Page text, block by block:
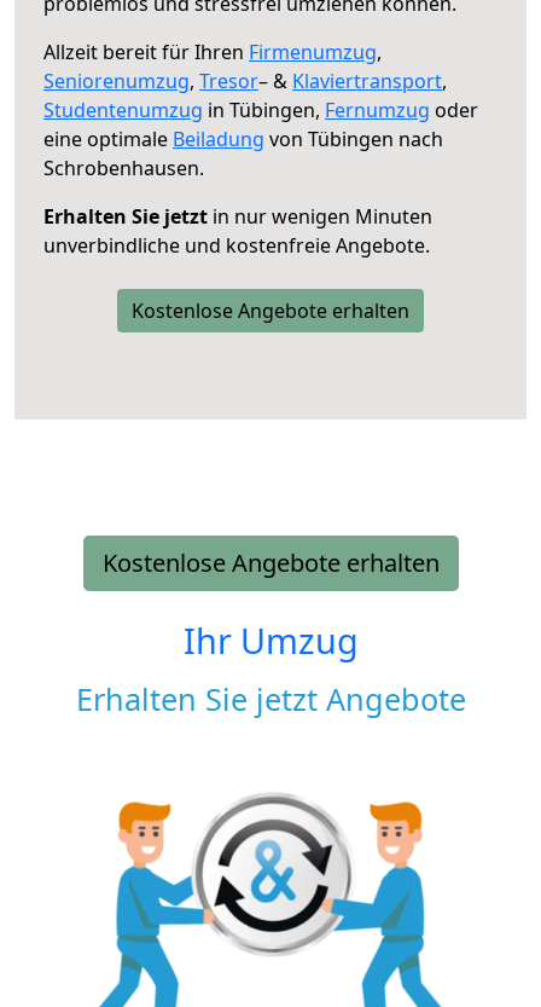
Allzeit bereit für Ihren Firmenumzug,
Seniorenumzug, Tresor– & Klaviertransport,
Studentenumzug in Tübingen, Fernumzug oder
eine optimale Beiladung von Tübingen nach
Schrobenhausen.
Erhalten Sie jetzt in nur wenigen Minuten
unverbindliche und kostenfreie Angebote.
Kostenlose Angebote erhalten
Kostenlose Angebote erhalten
Ihr Umzug
Erhalten Sie jetzt Angebote